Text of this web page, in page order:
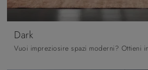
Dark